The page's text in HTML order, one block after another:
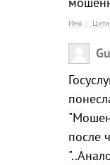
Имя
после